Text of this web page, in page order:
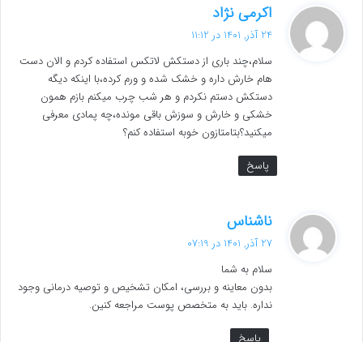
اکرمی نژاد
ف
ت
24 آذر, 1401 در 11:12
سلام،چند باری از دستکش لاتکس استفاده کردم و الان دست
هام خارش داره و خشک شده و ورم کرده،با اینکه دیگه
دستکش دستم نکردم و هر شب چرب میکنم بازم همون
خشکی و خارش و سوزش باقی مونده،چه پمادی معرفی
میکنید؟بتامتازون خوبه استفاده کنم؟
پاسخ
ناشناس
ف
:
27 آذر, 1401 در 07:19
سلام به شما
بدون معاینه و بررسی، امکان تشخیص و توصیه درمانی وجود
نداره. باید به متخصص پوست مراجعه کنین.
پاسخ